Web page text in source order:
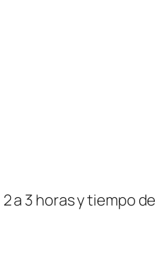
a 3 horas y tiempo